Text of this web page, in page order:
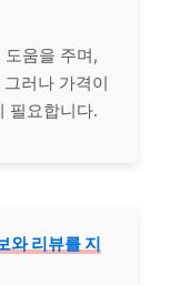
움을 주며,
러나 가격이
필요합니다.
와 리뷰를 지